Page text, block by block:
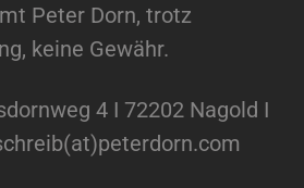
Peter Dorn, trotz
keine Gewähr.
4 I 72202 Nagold I